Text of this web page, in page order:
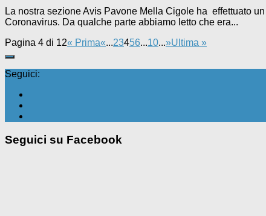
La nostra sezione Avis Pavone Mella Cigole ha effettuato
Coronavirus. Da qualche parte abbiamo letto che era...
Pagina 4 di 12« Prima«...23456...10...»Ultima »
Seguici:
Seguici su Facebook